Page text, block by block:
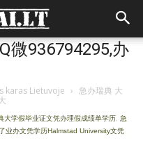
微936794295,办
karas Lietuvoje › 急办瑞典 大
大学假毕业证文凭办理假成绩单学历 急
业办文凭学历Halmstad University文凭